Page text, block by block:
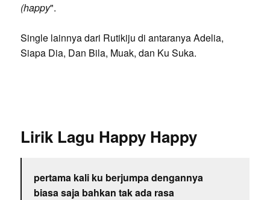
(happy".
Single lainnya dari Rutikiju di antaranya Adelia,
Siapa Dia, Dan Bila, Muak, dan Ku Suka.
Lirik Lagu Happy Happy
pertama kali ku berjumpa dengannya
biasa saja bahkan tak ada rasa